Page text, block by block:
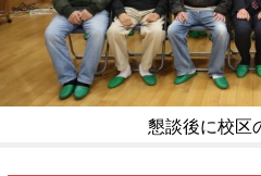
懇談後に校区